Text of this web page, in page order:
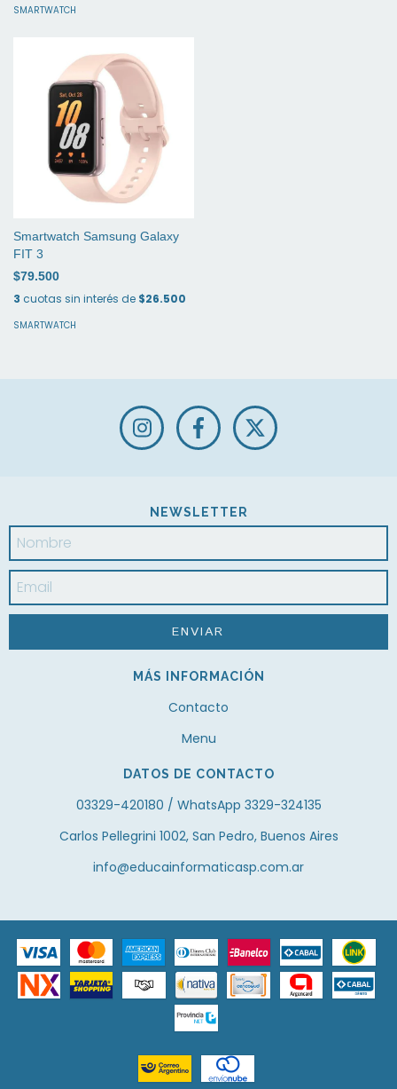
SMARTWATCH
Smartwatch Samsung Galaxy
FIT 3
$79.500
3 cuotas sin interés de $26.500
SMARTWATCH
NEWSLETTER
MÁS INFORMACIÓN
Contacto
Menu
DATOS DE CONTACTO
03329-420180 / WhatsApp 3329-324135
Carlos Pellegrini 1002, San Pedro, Buenos Aires
info@educainformaticasp.com.ar